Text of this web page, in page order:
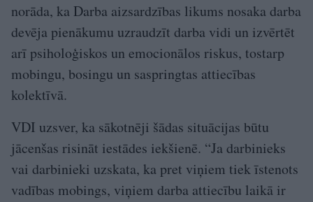
norāda, ka Darba aizsardzības likums nosaka darba
devēja pienākumu uzraudzīt darba vidi un izvērtēt
arī psiholoģiskos un emocionālos riskus, tostarp
mobingu, bosingu un saspringtas attiecības
kolektīvā.
VDI uzsver, ka sākotnēji šādas situācijas būtu
jācenšas risināt iestādes iekšienē. “Ja darbinieks
vai darbinieki uzskata, ka pret viņiem tiek īstenots
vadības mobings, viņiem darba attiecību laikā ir